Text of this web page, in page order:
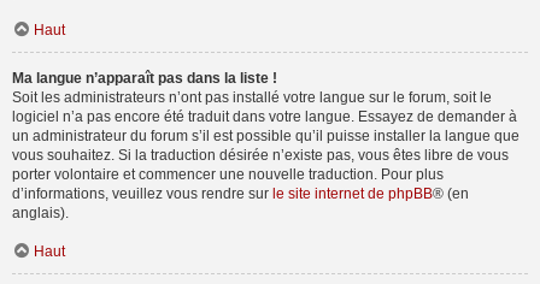
Haut
Ma langue n’apparaît pas dans la liste !
Soit les administrateurs n’ont pas installé votre langue sur le forum, soit le
logiciel n’a pas encore été traduit dans votre langue. Essayez de demander à
un administrateur du forum s’il est possible qu’il puisse installer la langue que
vous souhaitez. Si la traduction désirée n’existe pas, vous êtes libre de vous
porter volontaire et commencer une nouvelle traduction. Pour plus
d’informations, veuillez vous rendre sur le site internet de phpBB® (en
anglais).
Haut